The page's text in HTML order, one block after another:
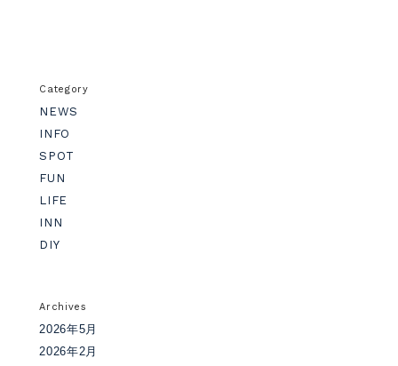
Category
NEWS
INFO
SPOT
FUN
LIFE
INN
DIY
Archives
2026年5月
2026年2月